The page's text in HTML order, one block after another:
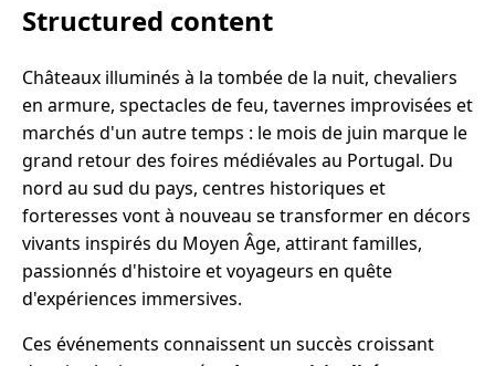
Structured content
Châteaux illuminés à la tombée de la nuit, chevaliers
en armure, spectacles de feu, tavernes improvisées et
marchés d'un autre temps : le mois de juin marque le
grand retour des foires médiévales au Portugal. Du
nord au sud du pays, centres historiques et
forteresses vont à nouveau se transformer en décors
vivants inspirés du Moyen Âge, attirant familles,
passionnés d'histoire et voyageurs en quête
d'expériences immersives.
Ces événements connaissent un succès croissant